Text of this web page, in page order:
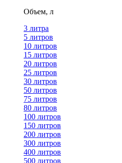
Объем, л
3 литра
5 литров
10 литров
15 литров
20 литров
25 литров
30 литров
50 литров
75 литров
80 литров
100 литров
150 литров
200 литров
300 литров
400 литров
500 литров